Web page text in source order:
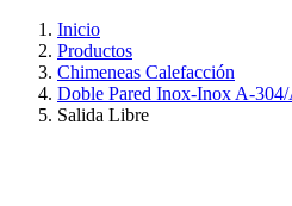
Inicio
Productos
Chimeneas Calefacción
Doble Pared Inox-Inox A-
Salida Libre